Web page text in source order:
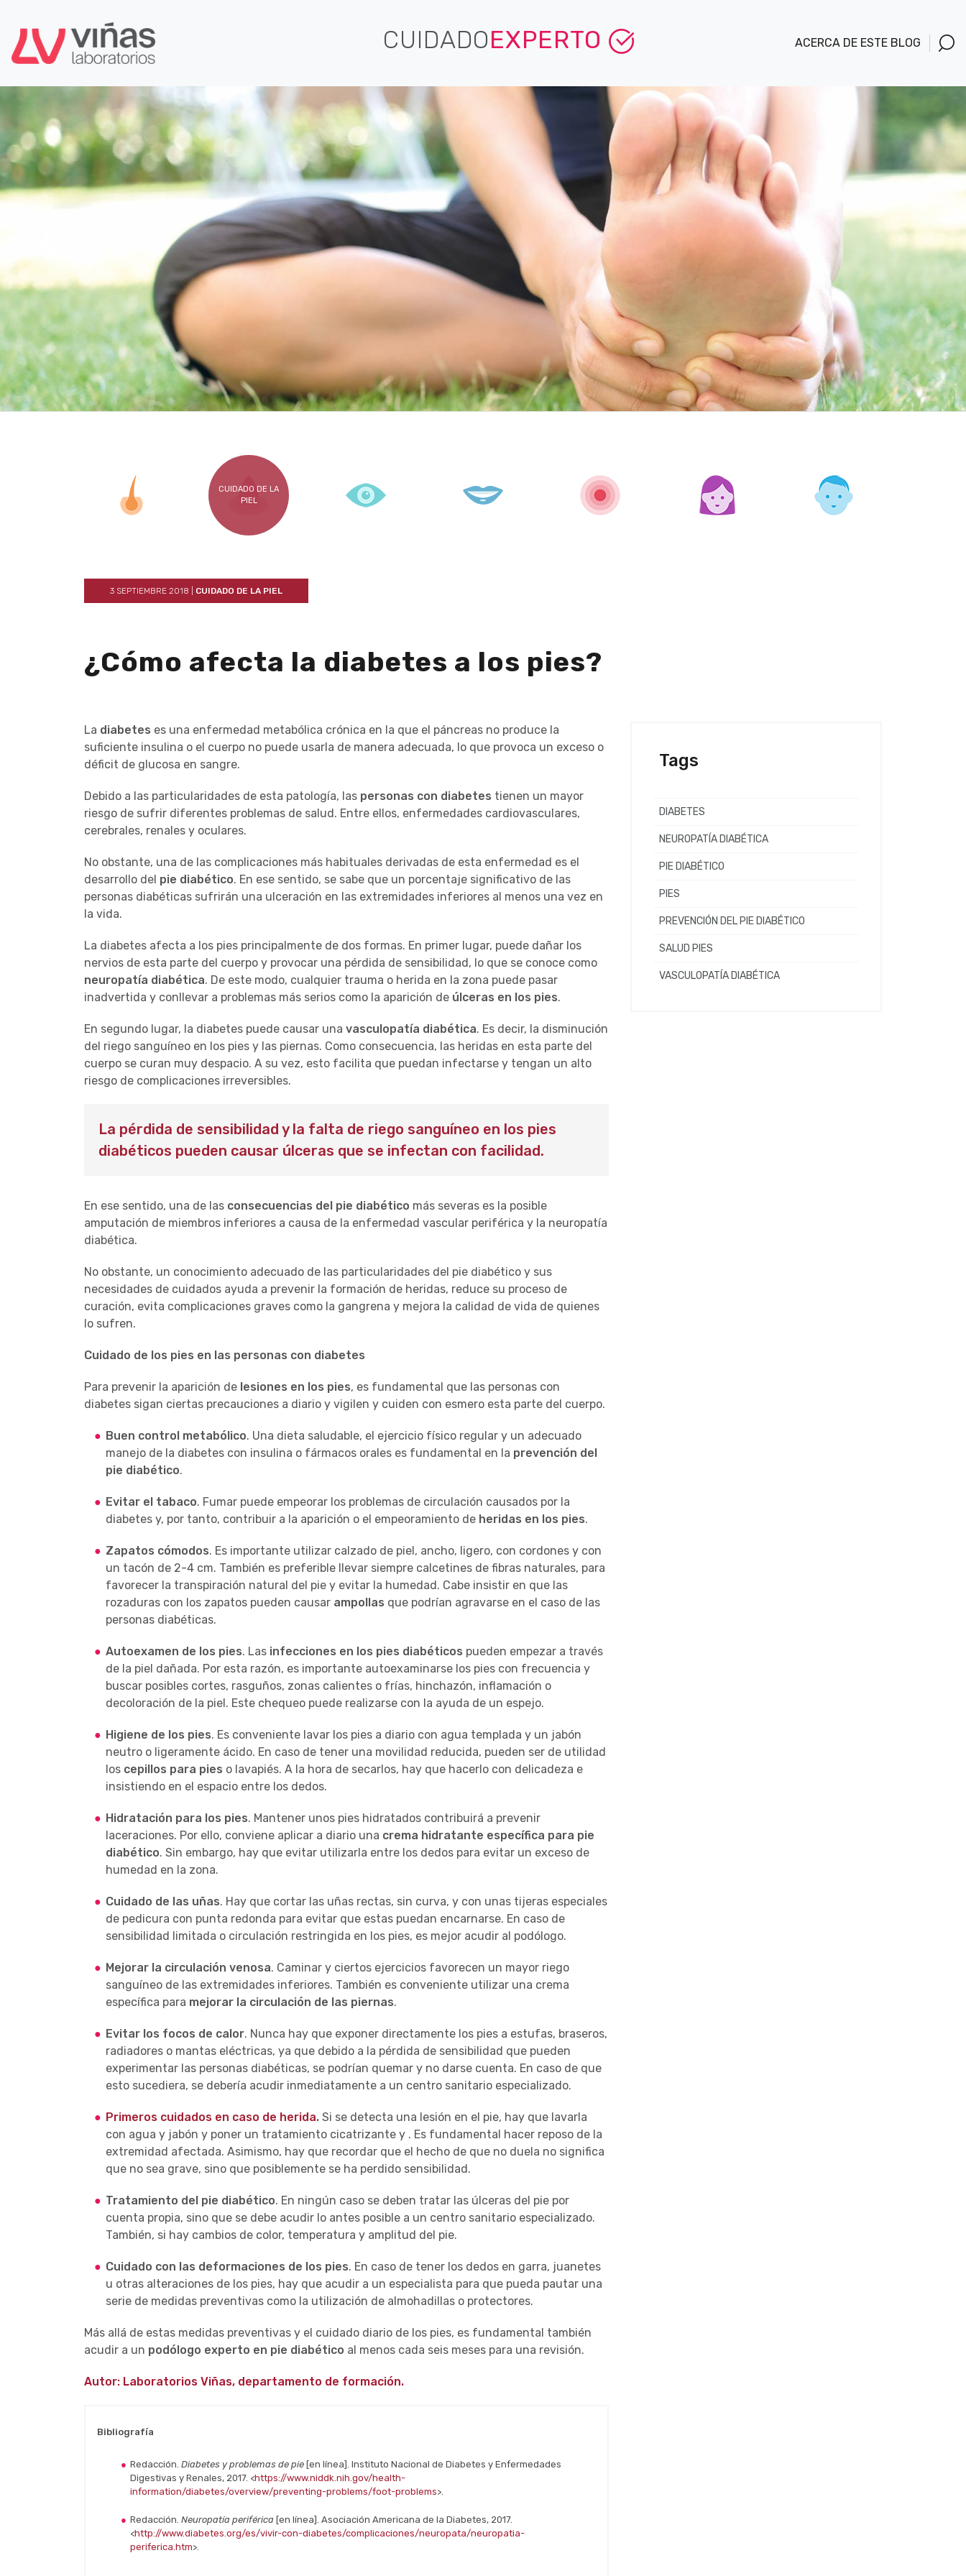
CUIDADOEXPERTO ACERCA DE ESTE BLOG
CUIDADO DE LA
PIEL
3 SEPTIEMBRE 2018 CUIDADO DE LA PIEL
¿Cómo afecta la diabetes a los pies?
La diabetes es una enfermedad metabólica crónica en la que el páncreas no produce la
suficiente insulina o el cuerpo no puede usarla de manera adecuada, lo que provoca un exceso o
déficit de glucosa en sangre.
Debido a las particularidades de esta patología, las personas con diabetes tienen un mayor
riesgo de sufrir diferentes problemas de salud. Entre ellos, enfermedades cardiovasculares,
cerebrales, renales y oculares.
No obstante, una de las complicaciones más habituales derivadas de esta enfermedad es el
desarrollo del pie diabético. En ese sentido, se sabe que un porcentaje significativo de las
personas diabéticas sufrirán una ulceración en las extremidades inferiores al menos una vez en
la vida.
La diabetes afecta a los pies principalmente de dos formas. En primer lugar, puede dañar los
nervios de esta parte del cuerpo y provocar una pérdida de sensibilidad, lo que se conoce como
neuropatía diabética. De este modo, cualquier trauma o herida en la zona puede pasar
inadvertida y conllevar a problemas más serios como la aparición de úlceras en los pies.
En segundo lugar, la diabetes puede causar una vasculopatía diabética. Es decir, la disminución
del riego sanguíneo en los pies y las piernas. Como consecuencia, las heridas en esta parte del
cuerpo se curan muy despacio. A su vez, esto facilita que puedan infectarse y tengan un alto
riesgo de complicaciones irreversibles.
La pérdida de sensibilidad y la falta de riego sanguíneo en los pies
diabéticos pueden causar úlceras que se infectan con facilidad.
En ese sentido, una de las consecuencias del pie diabético más severas es la posible
amputación de miembros inferiores a causa de la enfermedad vascular periférica y la neuropatía
diabética.
No obstante, un conocimiento adecuado de las particularidades del pie diabético y sus
necesidades de cuidados ayuda a prevenir la formación de heridas, reduce su proceso de
curación, evita complicaciones graves como la gangrena y mejora la calidad de vida de quienes
lo sufren.
Cuidado de los pies en las personas con diabetes
Para prevenir la aparición de lesiones en los pies, es fundamental que las personas con
diabetes sigan ciertas precauciones a diario y vigilen y cuiden con esmero esta parte del cuerpo.
Buen control metabólico. Una dieta saludable, el ejercicio físico regular y un adecuado
manejo de la diabetes con insulina o fármacos orales es fundamental en la prevención del
pie diabético.
Evitar el tabaco. Fumar puede empeorar los problemas de circulación causados por la
diabetes y, por tanto, contribuir a la aparición o el empeoramiento de heridas en los pies.
Zapatos cómodos. Es importante utilizar calzado de piel, ancho, ligero, con cordones y con
un tacón de 2-4 cm. También es preferible llevar siempre calcetines de fibras naturales, para
favorecer la transpiración natural del pie y evitar la humedad. Cabe insistir en que las
rozaduras con los zapatos pueden causar ampollas que podrían agravarse en el caso de las
personas diabéticas.
Autoexamen de los pies. Las infecciones en los pies diabéticos pueden empezar a través
de la piel dañada. Por esta razón, es importante autoexaminarse los pies con frecuencia y
buscar posibles cortes, rasguños, zonas calientes o frías, hinchazón, inflamación o
decoloración de la piel. Este chequeo puede realizarse con la ayuda de un espejo.
Higiene de los pies. Es conveniente lavar los pies a diario con agua templada y un jabón
neutro o ligeramente ácido. En caso de tener una movilidad reducida, pueden ser de utilidad
los cepillos para pies o lavapiés. A la hora de secarlos, hay que hacerlo con delicadeza e
insistiendo en el espacio entre los dedos.
Hidratación para los pies. Mantener unos pies hidratados contribuirá a prevenir
laceraciones. Por ello, conviene aplicar a diario una crema hidratante específica para pie
diabético. Sin embargo, hay que evitar utilizarla entre los dedos para evitar un exceso de
humedad en la zona.
Cuidado de las uñas. Hay que cortar las uñas rectas, sin curva, y con unas tijeras especiales
de pedicura con punta redonda para evitar que estas puedan encarnarse. En caso de
sensibilidad limitada o circulación restringida en los pies, es mejor acudir al podólogo.
Mejorar la circulación venosa. Caminar y ciertos ejercicios favorecen un mayor riego
sanguíneo de las extremidades inferiores. También es conveniente utilizar una crema
específica para mejorar la circulación de las piernas.
Evitar los focos de calor. Nunca hay que exponer directamente los pies a estufas, braseros,
radiadores o mantas eléctricas, ya que debido a la pérdida de sensibilidad que pueden
experimentar las personas diabéticas, se podrían quemar y no darse cuenta. En caso de que
esto sucediera, se debería acudir inmediatamente a un centro sanitario especializado.
Primeros cuidados en caso de herida. Si se detecta una lesión en el pie, hay que lavarla
con agua y jabón y poner un tratamiento cicatrizante y . Es fundamental hacer reposo de la
extremidad afectada. Asimismo, hay que recordar que el hecho de que no duela no significa
que no sea grave, sino que posiblemente se ha perdido sensibilidad.
Tratamiento del pie diabético. En ningún caso se deben tratar las úlceras del pie por
cuenta propia, sino que se debe acudir lo antes posible a un centro sanitario especializado.
También, si hay cambios de color, temperatura y amplitud del pie.
Cuidado con las deformaciones de los pies. En caso de tener los dedos en garra, juanetes
u otras alteraciones de los pies, hay que acudir a un especialista para que pueda pautar una
serie de medidas preventivas como la utilización de almohadillas o protectores.
Más allá de estas medidas preventivas y el cuidado diario de los pies, es fundamental también
acudir a un podólogo experto en pie diabético al menos cada seis meses para una revisión.
Autor: Laboratorios Viñas, departamento de formación.
Bibliografía
Redacción. Diabetes y problemas de pie [en línea]. Instituto Nacional de Diabetes y Enfermedades
Digestivas y Renales, 2017. <https://www.niddk.nih.gov/health-
information/diabetes/overview/preventing-problems/foot-problems>.
Redacción. Neuropatía periférica [en línea]. Asociación Americana de la Diabetes, 2017.
<http://www.diabetes.org/es/vivir-con-diabetes/complicaciones/neuropata/neuropatia-
periferica.htm>.
Tags
DIABETES
NEUROPATÍA DIABÉTICA
PIE DIABÉTICO
PIES
PREVENCIÓN DEL PIE DIABÉTICO
SALUD PIES
VASCULOPATÍA DIABÉTICA